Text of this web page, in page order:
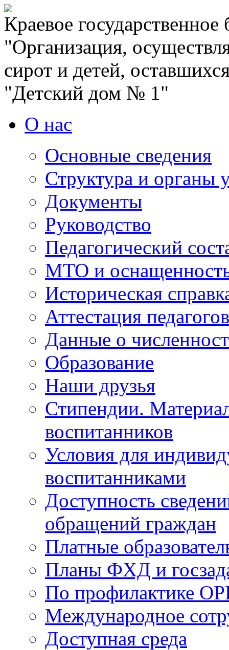
Краевое
"Организация,
сирот и детей,
"Детский дом № 1"
О нас
Основные сведения
Структура и органы
Документы
Руководство
Педагогический
МТО и оснащенность
Историческая
Аттестация педагогов
Данные о
Образование
Наши друзья
Стипендии.
воспитанников
Условия для
воспитанниками
Доступность
обращений граждан
Платные
Планы ФХД и
По профилактике
Международное
Доступная среда